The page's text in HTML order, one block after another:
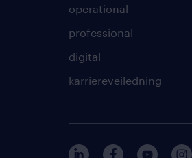
operational
professional
digital
karriereveiledning